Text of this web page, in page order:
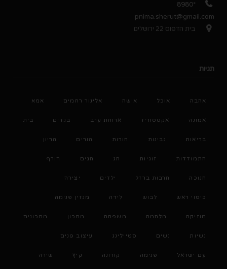
*8980
pnima.sherut@gmail.com
בית הדפוס 22 ירושלים
תגיות
אהבה אוכל אישה אלינור רחמים אמא
אמונה אקססוריז ארוחת ערב בגדים בית
בריאות גבינות הורות הורים הריון
התמודדות זוגיות חג חגים חורף
חנוכה חרבות ברזל ילדים יצירה
כיסוי ראש לבוש לידה מגזין פנימה
מוזיקה מלחמה משפחה מתכון מתכונים
נשיות נשים סטיילינג עיצוב פנים
עם ישראל פנימה קורונה קיץ שירה